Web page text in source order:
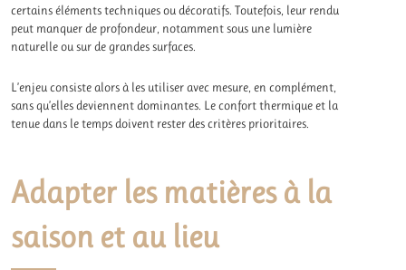
certains éléments techniques ou décoratifs. Toutefois, leur rendu
peut manquer de profondeur, notamment sous une lumière
naturelle ou sur de grandes surfaces.
L’enjeu consiste alors à les utiliser avec mesure, en complément,
sans qu’elles deviennent dominantes. Le confort thermique et la
tenue dans le temps doivent rester des critères prioritaires.
Adapter les matières à la
saison et au lieu